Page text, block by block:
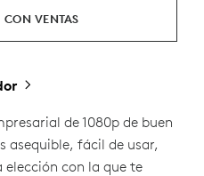
CON VENTAS
de 1080p de buen
asequible, fácil de usar,
con la que te